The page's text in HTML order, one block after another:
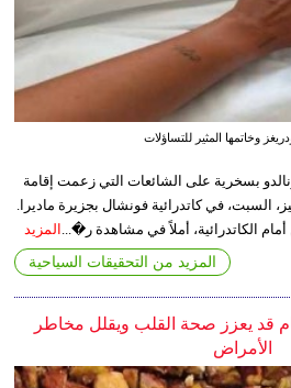
وخاتمها المثير للتساؤلات
بسخرية على الشائعات التي زعمت إقامة
السبت، في كاتدرائية فونشال بجزيرة ماديرا.
الكاتدرائية، أملاً في مشاهدة ر�... المزيد
المزيد من التحقيقات السياحية
قد يعزز صحة القلب ويقلل مخاطر
الأمراض